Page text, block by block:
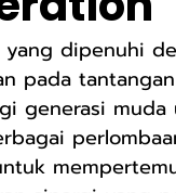
Jatimakmur SMP
yang dipenuhi
pada
generasi